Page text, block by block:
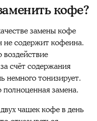
кофе?
замены кофе
содержит кофеина.
счёт содержания
немного тонизирует.
полноценная замена.
чашек кофе в день